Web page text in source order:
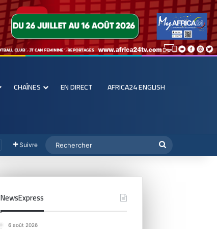
CHAÎNES EN DIRECT AFRICA24 ENGLISH
Suivre
NewsExpress
6 août 2026